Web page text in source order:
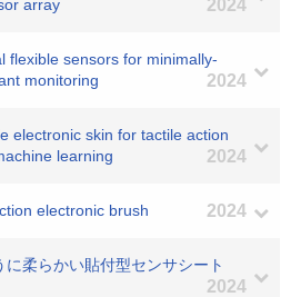
array
2024
flexible sensors for minimally-
monitoring
2024
electronic skin for tactile action
learning
2024
electronic brush 2024
柔らかい貼付型センサシート
2024